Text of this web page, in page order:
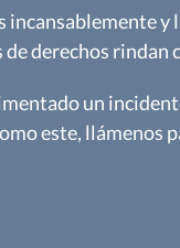
incansablemente y
de derechos rindan
un
este, llámenos